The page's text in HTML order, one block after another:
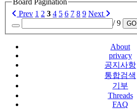
Board Pagination
Prev 1 2 3 4 5 6 7 8 9 Next
/ 9
GO
About
privacy
공지사항
통합검색
기부
Threads
FAQ